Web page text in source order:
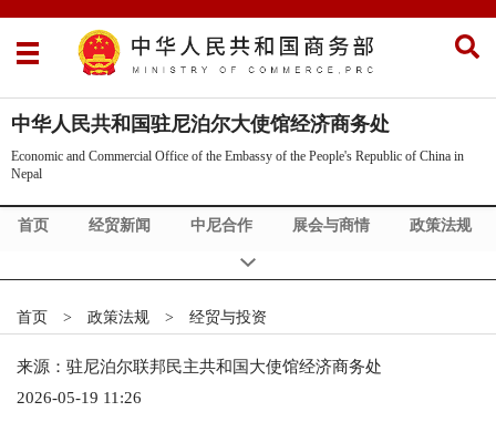
中华人民共和国驻尼泊尔大使馆经济商务处
Economic and Commercial Office of the Embassy of the People's Republic of China in
Nepal
首页 经贸新闻 中尼合作 展会与商情 政策法规
首页 > 政策法规 > 经贸与投资
来源：驻尼泊尔联邦民主共和国大使馆经济商务处
2026-05-19 11:26